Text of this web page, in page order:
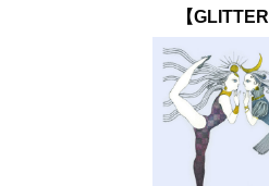
【
SUMMER